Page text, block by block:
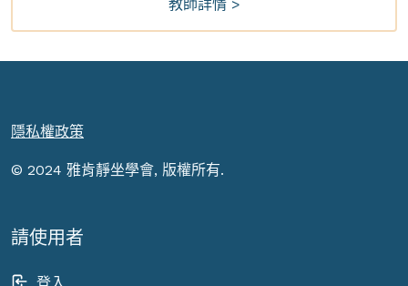
教師詳情 >
隱私權政策
© 2024 雅肯靜坐學會, 版權所有.
請使用者
登入